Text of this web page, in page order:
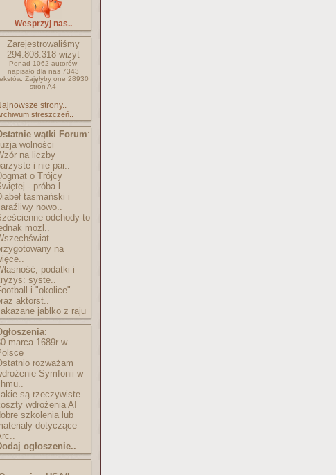
Wesprzyj nas..
Zarejestrowaliśmy
294.808.318wizyt
Ponad 1062 autorów
napisało dla nas 7343
Zajęłyby one 28930
stron A4
strony..
streszczeń..
wątki Forum:
wolności
na liczby
i nie par..
o Trójcy
- próba l..
tasmański i
nowo..
odchody-to
możl..
na
podatki i
syste..
i "okolice"
aktorst..
jabłko z raju
:
marca 1689r w
rozważam
Symfonii w
są rzeczywiste
wdrożenia AI
szkolenia lub
dotyczące
ogłoszenie..